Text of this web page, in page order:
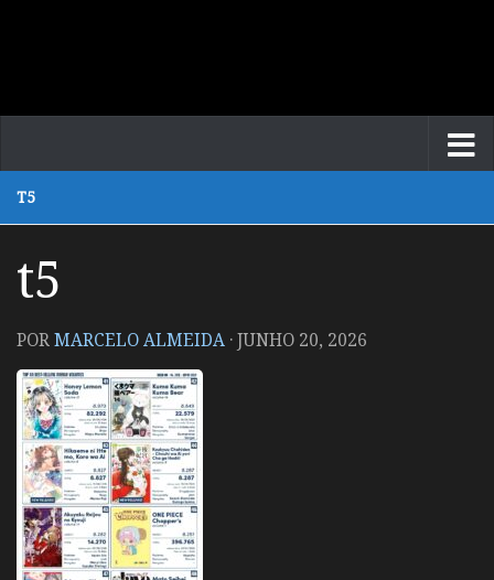
T5
t5
PORMARCELO ALMEIDA ·JUNHO 20, 2026